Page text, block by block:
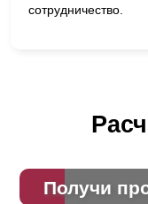
сотрудничество.
Получи